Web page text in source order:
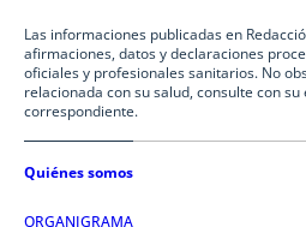
Las informaciones publicadas en
afirmaciones, datos y declaraciones
oficiales y profesionales sanitarios. No
relacionada con su salud, consulte con
correspondiente.
Quiénes somos
ORGANIGRAMA